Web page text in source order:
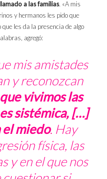
a las familias. «A mis
y hermanos les pido que
les da la presencia de algo
agregó:
mis amistades
y reconozcan
vivimos las
sistémica, […]
miedo. Hay
física, las
y en el que nos